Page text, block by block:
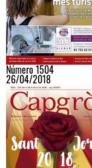
Número 1504
26/04/2018